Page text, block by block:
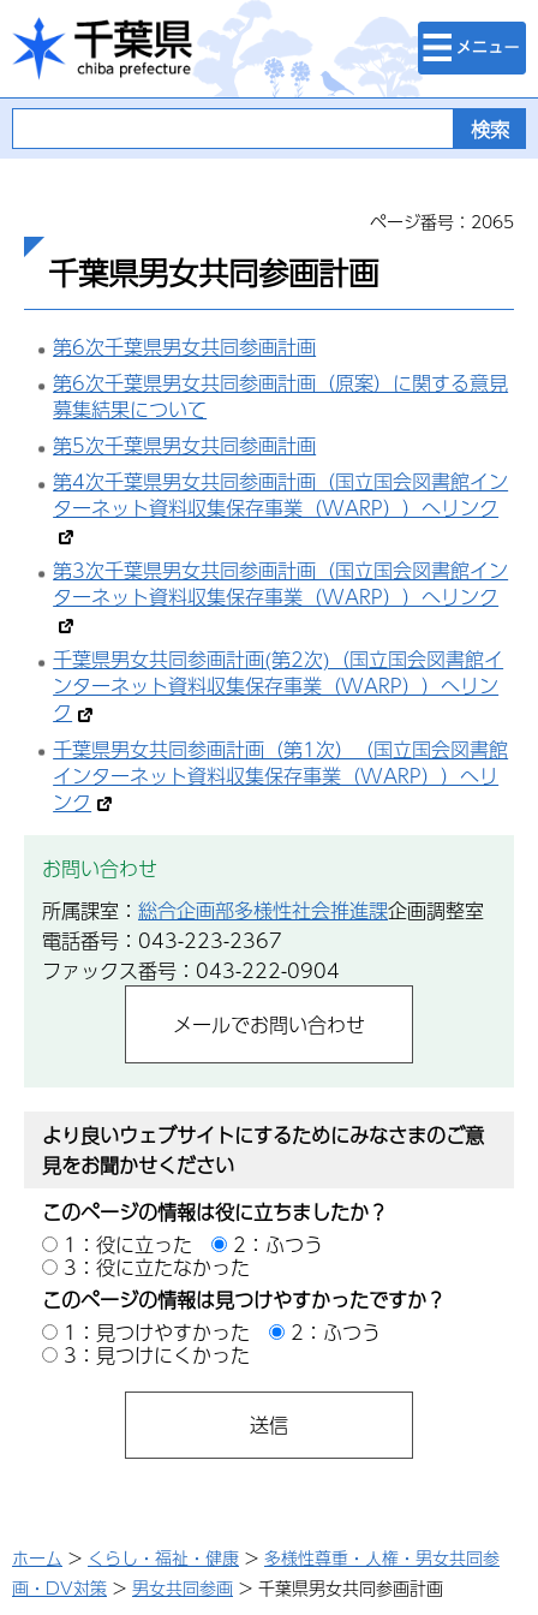
千葉県
検索・メニュ
ー
ページ番号：2065
千葉県男女共同参画計画
第6次千葉県男女共同参画計画
第6次千葉県男女共同参画計画（原案）に関する意見
募集結果について
第5次千葉県男女共同参画計画
第4次千葉県男女共同参画計画（国立国会図書館イン
ターネット資料収集保存事業（WARP））へリンク
第3次千葉県男女共同参画計画（国立国会図書館イン
ターネット資料収集保存事業（WARP））へリンク
千葉県男女共同参画計画(第2次)（国立国会図書館イ
ンターネット資料収集保存事業（WARP））へリン
ク
千葉県男女共同参画計画（第1次）（国立国会図書館
インターネット資料収集保存事業（WARP））へリ
ンク
お問い合わせ
所属課室： 総合企画部多様性社会推進課企画調整室
電話番号：043-223-2367
ファックス番号：043-222-0904
より良いウェブサイトにするためにみなさまのご意
見をお聞かせください
このページの情報は役に立ちましたか？
1：役に立った
2：ふつう
3：役に立たなかった
このページの情報は見つけやすかったですか？
1：見つけやすかった
2：ふつう
3：見つけにくかった
ホーム > くらし・福祉・健康 > 多様性尊重・人権・男女共同参
画・DV対策 > 男女共同参画 > 千葉県男女共同参画計画